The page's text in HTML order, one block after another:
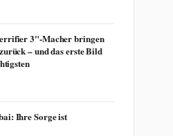
3"-Macher bringen
– und das erste Bild
Ihre Sorge ist